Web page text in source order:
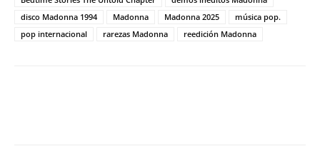
disco Madonna 1994
Madonna Madonna 2025
música pop.
pop internacional
rarezas Madonna reedición Madonna